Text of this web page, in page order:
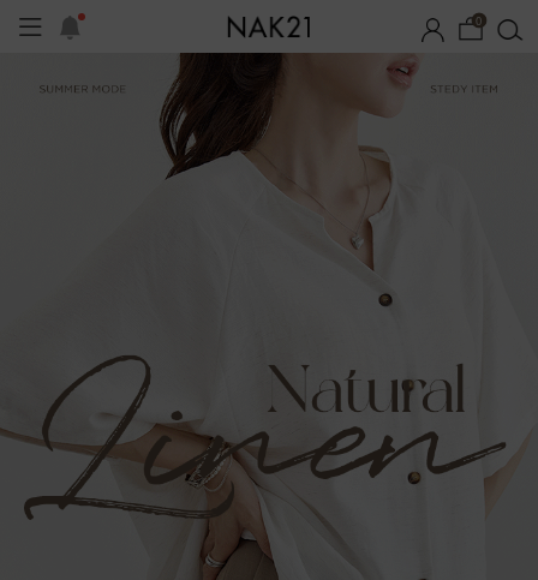
0
세트 자체제작 여름 잠옷